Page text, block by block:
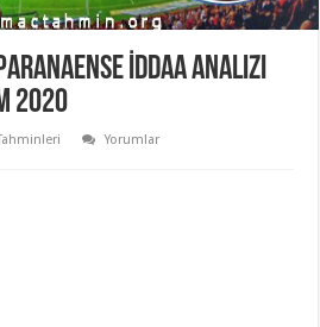
İddaa Analizi
2020
Yorumlar